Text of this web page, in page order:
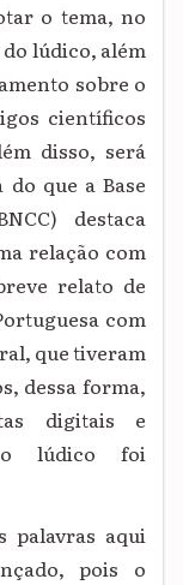
o tema, no
lúdico, além
sobre o
científicos
disso, será
que a Base
destaca
relação com
relato de
com
que tiveram
dessa forma,
digitais e
o lúdico foi
palavras aqui
pois o